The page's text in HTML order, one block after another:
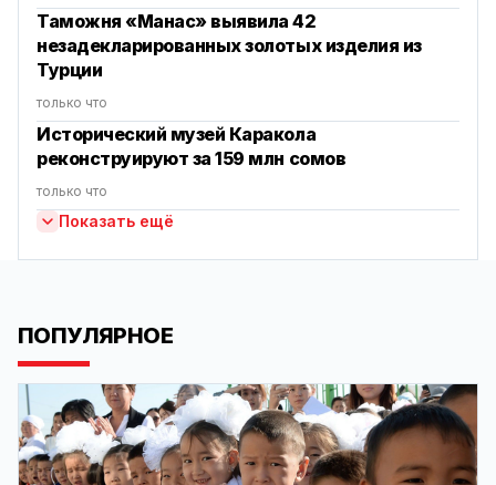
Таможня «Манас» выявила 42
незадекларированных золотых изделия из
Турции
только что
Исторический музей Каракола
реконструируют за 159 млн сомов
только что
Показать ещё
ПОПУЛЯРНОЕ